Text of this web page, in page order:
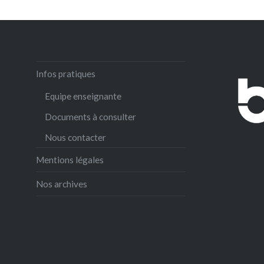
Infos pratiques
Equipe enseignante
Documents à consulter
Nous contacter
Mentions légales
Nos archives